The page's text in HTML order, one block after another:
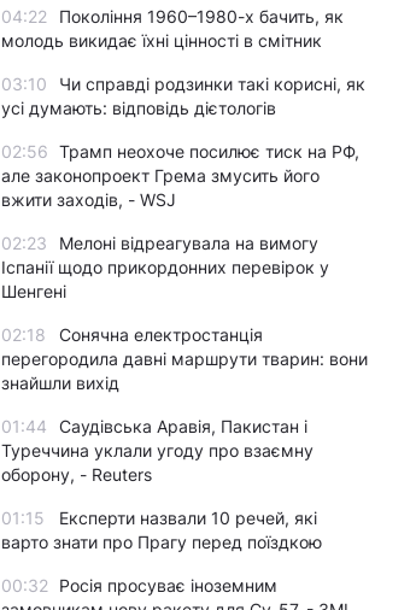
04:22
Покоління 1960–1980-х бачить, як
молодь викидає їхні цінності в смітник
03:10
Чи справді родзинки такі корисні, як
усі думають: відповідь дієтологів
02:56 Трамп неохоче посилює тиск на РФ,
але законопроект Грема змусить його
вжити заходів, - WSJ
02:23
Мелоні відреагувала на вимогу
Іспанії щодо прикордонних перевірок у
Шенгені
02:18
Сонячна електростанція
перегородила давні маршрути тварин: вони
знайшли вихід
01:44
Саудівська Аравія, Пакистан і
Туреччина уклали угоду про взаємну
оборону, - Reuters
01:15
Експерти назвали 10 речей, які
варто знати про Прагу перед поїздкою
00:32
Росія просуває іноземним